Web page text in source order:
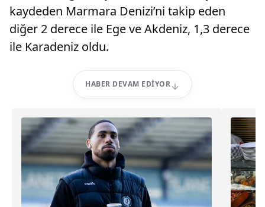
kaydeden Marmara Denizi’ni takip eden
diğer 2 derece ile Ege ve Akdeniz, 1,3 derece
ile Karadeniz oldu.
HABER DEVAM EDIYOR